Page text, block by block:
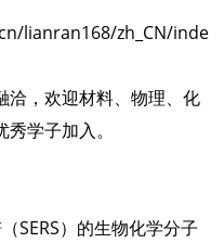
lianran168/zh_CN/inde
洽，欢迎材料、物理、化
学子加入。
SERS）的生物化学分子